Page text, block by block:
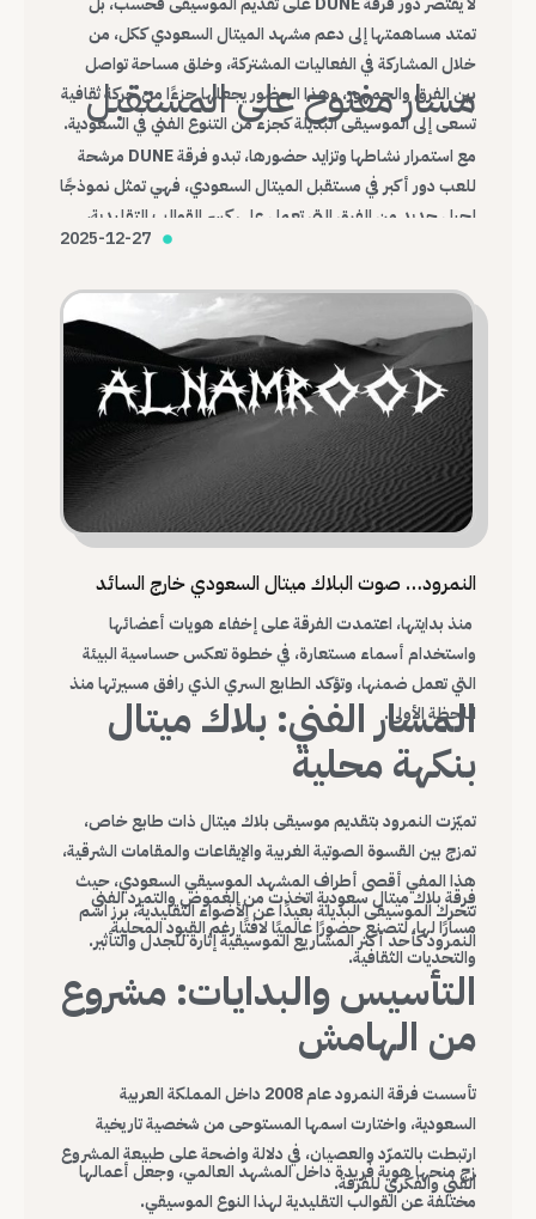
تمتد مساهمتها إلى دعم مشهد الميتال السعودي ككل، من
خلال المشاركة في الفعاليات المشتركة، وخلق مساحة تواصل
بين الفرق والجمهور، وهذا الحضور يجعلها جزءًا من حركة ثقافية
تسعى إلى الموسيقى البديلة كجزء من التنوع الفني في السعودية.
مسار مفتوح على المستقبل
مع استمرار نشاطها وتزايد حضورها، تبدو فرقة DUNE مرشحة
للعب دور أكبر في مستقبل الميتال السعودي، فهي تمثل نموذجًا
لجيل جديد من الفرق التي تعمل على كسر القوالب التقليدية،
وبناء هوية موسيقية محلية قادرة على التواصل مع العالم.
2025-12-27
النمرود… صوت البلاك ميتال السعودي خارج السائد
منذ بدايتها، اعتمدت الفرقة على إخفاء هويات أعضائها
واستخدام أسماء مستعارة، في خطوة تعكس حساسية البيئة
التي تعمل ضمنها، وتؤكد الطابع السري الذي رافق مسيرتها منذ
اللحظة الأولى.
المسار الفني: بلاك ميتال
بنكهة محلية
تميّزت النمرود بتقديم موسيقى بلاك ميتال ذات طابع خاص،
تمزج بين القسوة الصوتية الغربية والإيقاعات والمقامات الشرقية،
هذا المفي أقصى أطراف المشهد الموسيقي السعودي، حيث
تتحرك الموسيقى البديلة بعيدًا عن الأضواء التقليدية، برز اسم
النمرود كأحد أكثر المشاريع الموسيقية إثارة للجدل والتأثير.
فرقة بلاك ميتال سعودية اتخذت من الغموض والتمرد الفني
مسارًا لها، لتصنع حضورًا عالميًا لافتًا رغم القيود المحلية
والتحديات الثقافية.
التأسيس والبدايات: مشروع
من الهامش
تأسست فرقة النمرود عام 2008 داخل المملكة العربية
السعودية، واختارت اسمها المستوحى من شخصية تاريخية
ارتبطت بالتمرّد والعصيان، في دلالة واضحة على طبيعة المشروع
الفني والفكري للفرقة.
زج منحها هوية فريدة داخل المشهد العالمي، وجعل أعمالها
مختلفة عن القوالب التقليدية لهذا النوع الموسيقي.